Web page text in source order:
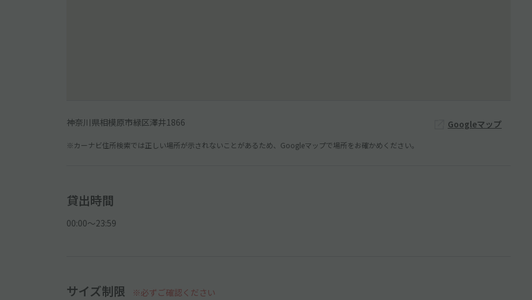
神奈川県相模原市緑区澤井1866 Googleマップ
※カーナビ住所検索では正しい場所が示されないことがあるため、Googleマップで場所をお確かめください。
貸出時間
00:00〜23:59
サイズ制限 ※必ずご確認ください